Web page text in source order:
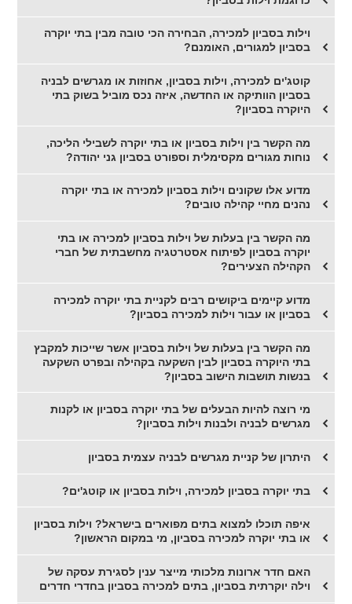
וילות בסביון למכירה, הבחירה הכי טובה מבין בתי יוקרה
בסביון למגורים, האומנם?
קוטג'ים למכירה, וילות בסביון, אחוזות או מגרשים לבניה
בסביון הוותיקה או החדשה, איזה נכס מוביל בשוק בתי
היוקרה בסביון?
מה הקשר בין וילות בסביון או בתי יוקרה לשבילי הליכה,
נוחות מגורים מקסימלית וספורט בסביון גני יהודה?
מדוע אלו שקונים וילות בסביון למכירה או בתי יוקרה
נהנים מחיי קהילה טובים?
מה הקשר בין בעלות של וילות בסביון למכירה או בתי
יוקרה בסביון לפיתוח אסטרטגיה מחשבתית של חברי
הקהילה הצעירים?
מדוע קיימים ביקושים רבים לקניית בתי יוקרה למכירה
בסביון או עבור וילות למכירה בסביון?
מה הקשר בין בעלות של וילות בסביון אשר שייכות למקבץ
בתי היוקרה בסביון לבין השקעה בקהילה ובפרט השקעה
בנשות תושבות הישוב בסביון?
מי רוצה להיות הבעלים של בתי יוקרה בסביון או לקנות
מגרשים לבניה ולבנות וילות בסביון?
היתרון של קניית מגרשים לבניה עצמית בסביון
בתי יוקרה בסביון למכירה, וילות בסביון או קוטג'ים?
איפה תוכלו למצוא בתים מפוארים בישראל? וילות בסביון
או בתי יוקרה למכירה בסביון, מי במקום הראשון?
האם חדר ארונות מלכותי מייצר ענין לסגירת עסקה של
וילה יוקרתית בסביון, בתים למכירה בסביון בחדרי חדרים